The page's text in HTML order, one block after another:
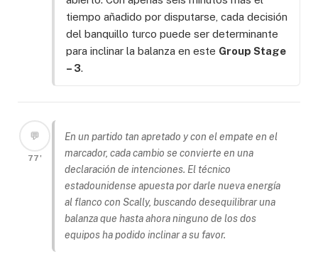
tiempo añadido por disputarse, cada decisión
del banquillo turco puede ser determinante
para inclinar la balanza en este Group Stage
– 3.
💬
77'
En un partido tan apretado y con el empate en el
marcador, cada cambio se convierte en una
declaración de intenciones. El técnico
estadounidense apuesta por darle nueva energía
al flanco con Scally, buscando desequilibrar una
balanza que hasta ahora ninguno de los dos
equipos ha podido inclinar a su favor.